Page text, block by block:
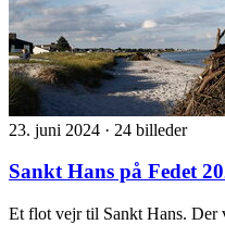
23. juni 2024 · 24 billeder
Sankt Hans på Fedet
Et flot vejr til Sankt Hans. Der